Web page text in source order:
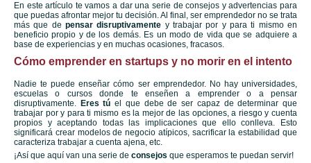
En este artículo te vamos a dar una serie de consejos y advertencias para
que puedas afrontar mejor tu decisión. Al final, ser emprendedor no se trata
más que de pensar disruptivamente y trabajar por y para ti mismo en
beneficio propio y de los demás. Es un modo de vida que se adquiere a
base de experiencias y en muchas ocasiones, fracasos.
Cómo emprender en startups y no morir en el intento
Nadie te puede enseñar cómo ser emprendedor. No hay universidades,
escuelas o cursos donde te enseñen a emprender o a pensar
disruptivamente. Eres tú el que debe de ser capaz de determinar que
trabajar por y para ti mismo es la mejor de las opciones, a riesgo y cuenta
propios y aceptando todas las implicaciones que ello conlleva. Esto
significará crear modelos de negocio atípicos, sacrificar la estabilidad que
caracteriza trabajar a cuenta ajena, etc.
¡Así que aquí van una serie de consejos que esperamos te puedan servir!